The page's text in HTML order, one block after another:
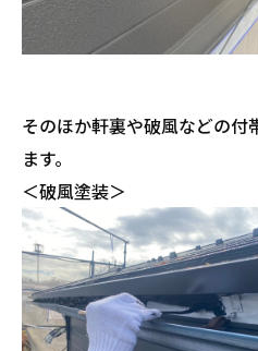
そのほか軒裏や破風などの付
ます。
＜破風塗装＞